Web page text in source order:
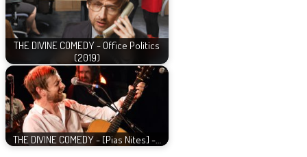
THE DIVINE COMEDY - Office Politics
(2019)
THE DIVINE COMEDY - [Pias Nites] -…